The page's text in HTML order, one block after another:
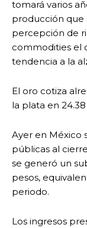
tomará varios
producción que
percepción de
commodities el
tendencia a la
El oro cotiza
la plata en
Ayer en México
públicas al
se generó un
pesos,
periodo.
Los ingresos